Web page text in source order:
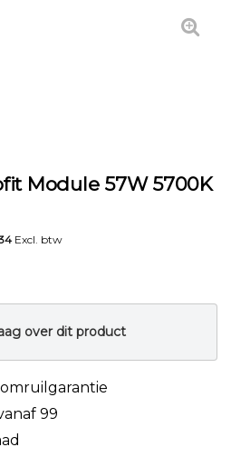
Module 57W 5700K
Excl. btw
over dit product
99